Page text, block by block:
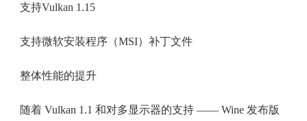
支持Vulkan 1.15
支持微软安装程序（MSI）补丁文件
整体性能的提升
随着 Vulkan 1.1 和对多显示器的支持 —— Wine 发布版